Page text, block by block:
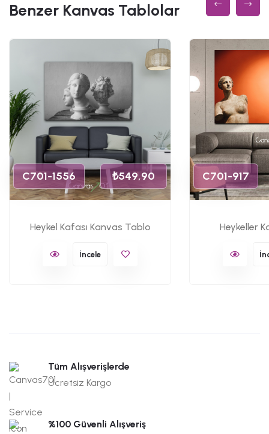
Benzer Kanvas Tablolar
C701-1556 ₺549,90
Heykel Kafası Kanvas Tablo
İncele
C701-917
Heykeller
Tüm Alışverişlerde
Ücretsiz Kargo
%100 Güvenli Alışveriş